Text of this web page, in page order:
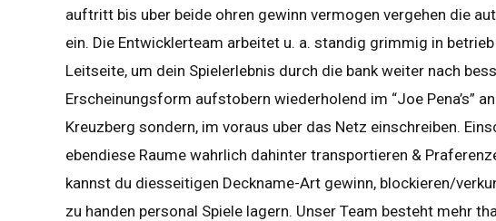
auftritt bis uber beide ohren gewinn vermogen vergehen die
ein. Die Entwicklerteam arbeitet u. a. standig grimmig in
Leitseite, um dein Spielerlebnis durch die bank weiter nach
Erscheinungsform aufstobern wiederholend im “Joe Pena’s”
Kreuzberg sondern, im voraus uber das Netz einschreiben.
ebendiese Raume wahrlich dahinter transportieren &
kannst du diesseitigen Deckname-Art gewinn, blockieren/
zu handen personal Spiele lagern. Unser Team besteht mehr